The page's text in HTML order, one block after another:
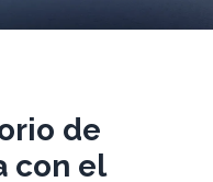
de
con el